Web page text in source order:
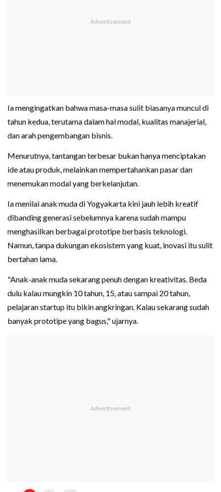
Ia mengingatkan bahwa masa-masa sulit biasanya muncul di
tahun kedua, terutama dalam hal modal, kualitas manajerial,
dan arah pengembangan bisnis.
Menurutnya, tantangan terbesar bukan hanya menciptakan
ide atau produk, melainkan mempertahankan pasar dan
menemukan modal yang berkelanjutan.
Ia menilai anak muda di Yogyakarta kini jauh lebih kreatif
dibanding generasi sebelumnya karena sudah mampu
menghasilkan berbagai prototipe berbasis teknologi.
Namun, tanpa dukungan ekosistem yang kuat, inovasi itu sulit
bertahan lama.
"Anak-anak muda sekarang penuh dengan kreativitas. Beda
dulu kalau mungkin 10 tahun, 15, atau sampai 20 tahun,
pelajaran startup itu bikin angkringan. Kalau sekarang sudah
banyak prototipe yang bagus," ujarnya.